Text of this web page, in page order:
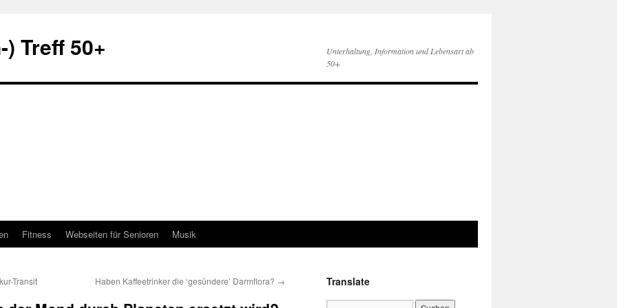
Treff 50+
Unterhaltung, Information und Lebensart ab
50+
Fitness Webseiten für Senioren Musik
Transit Haben Kaffeetrinker die ‘gesündere’ Darmflora? → Translate